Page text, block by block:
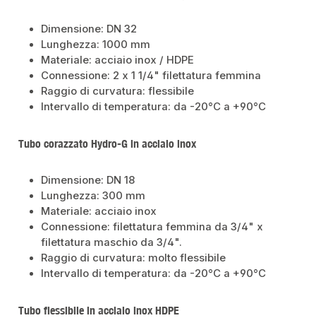
Dimensione: DN 32
Lunghezza: 1000 mm
Materiale: acciaio inox / HDPE
Connessione: 2 x 1 1/4" filettatura femmina
Raggio di curvatura: flessibile
Intervallo di temperatura: da -20°C a +90°C
Tubo corazzato Hydro-G in acciaio inox
Dimensione: DN 18
Lunghezza: 300 mm
Materiale: acciaio inox
Connessione: filettatura femmina da 3/4" x
filettatura maschio da 3/4".
Raggio di curvatura: molto flessibile
Intervallo di temperatura: da -20°C a +90°C
Tubo flessibile in acciaio inox HDPE